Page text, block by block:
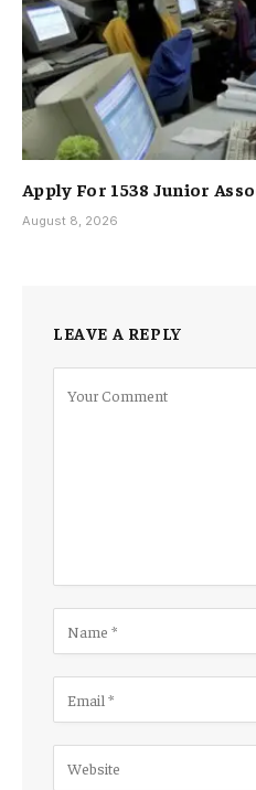
Apply For 1538 Junior
August 8, 2026
LEAVE A REPLY